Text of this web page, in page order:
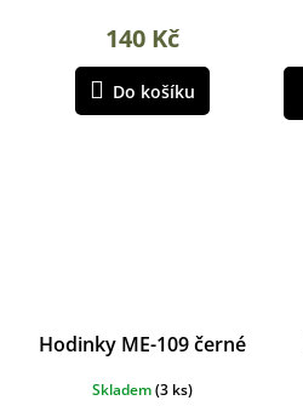
140 Kč
Do košíku
Hodinky ME-109 černé
Skladem(3 ks)